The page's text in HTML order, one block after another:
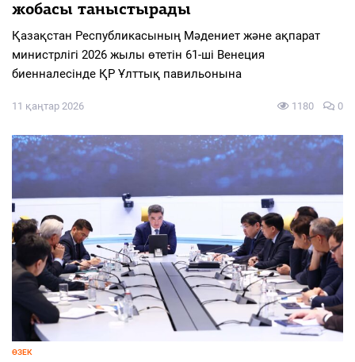
жобасы таныстырады
Қазақстан Республикасының Мәдениет және ақпарат
министрлігі 2026 жылы өтетін 61-ші Венеция
биенналесінде ҚР Ұлттық павильонына
11 қаңтар 2026 1180 0
ӨЗЕК